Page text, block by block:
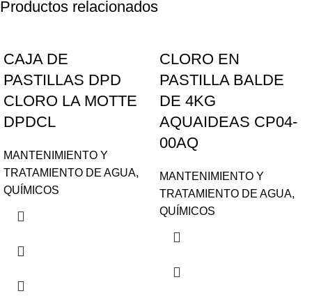
Productos relacionados
CAJA DE
PASTILLAS DPD
CLORO LA MOTTE
DPDCL
MANTENIMIENTO Y
TRATAMIENTO DE AGUA,
QUÍMICOS
CLORO EN
PASTILLA BALDE
DE 4KG
AQUAIDEAS CP04-
00AQ
MANTENIMIENTO Y
TRATAMIENTO DE AGUA,
QUÍMICOS